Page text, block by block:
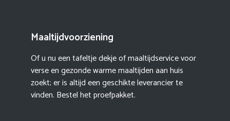
Maaltijdvoorziening
Of u nu een tafeltje dekje of maaltijdservice voor
verse en gezonde warme maaltijden aan huis
zoekt; er is altijd een geschikte leverancier te
vinden. Bestel het proefpakket.